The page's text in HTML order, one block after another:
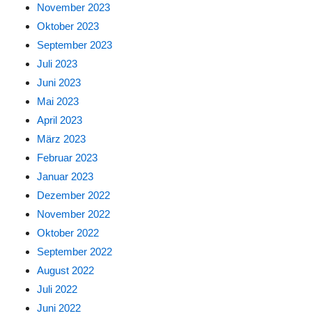
November 2023
Oktober 2023
September 2023
Juli 2023
Juni 2023
Mai 2023
April 2023
März 2023
Februar 2023
Januar 2023
Dezember 2022
November 2022
Oktober 2022
September 2022
August 2022
Juli 2022
Juni 2022